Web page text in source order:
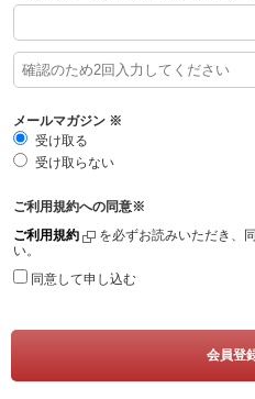
メールマガジン ※
受け取る
受け取らない
ご利用規約への同意※
ご利用規約
を必ずお読みいただき、
い。
同意して申し込む